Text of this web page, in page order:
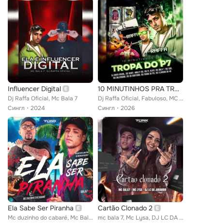
Influencer Digital
Dj Raffa Oficial, Mc Bala 7
Сингл
2024
10 MINUTINHOS PRA TROPA DO P7 (feat. Harley Mc, Mc Bala 7, MC Dalemanha)
Dj Raffa Oficial, Fabuloso, MC Henry feat. Mc Bala 7, MC Dalemanha, Harley Mc
Сингл
2026
Ela Sabe Ser Piranha
Mc duzinho do cabaré, Mc Bala 7, Deejay Wellington da Mangueirinha
Cartão Clonado 2
mc bala 7, Mc Lysa, DJ LC DA JURANDIR